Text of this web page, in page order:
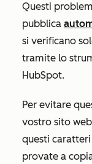
Questi
pubblica
si verificano
tramite lo
HubSpot.
Per evitare
vostro sito
questi caratteri
provate a